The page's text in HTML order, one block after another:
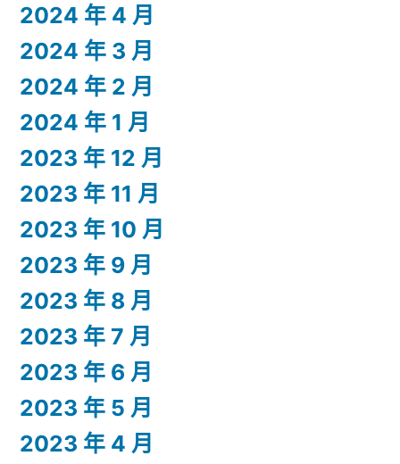
2024 年 4 月
2024 年 3 月
2024 年 2 月
2024 年 1 月
2023 年 12 月
2023 年 11 月
2023 年 10 月
2023 年 9 月
2023 年 8 月
2023 年 7 月
2023 年 6 月
2023 年 5 月
2023 年 4 月